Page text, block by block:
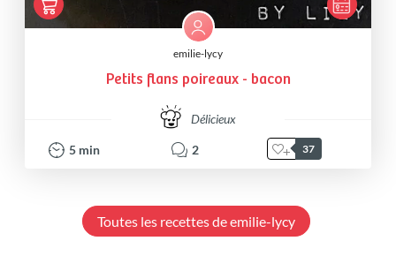
emilie-lycy
Petits flans poireaux - bacon
Délicieux
5 min 2 37
Toutes les recettes de emilie-lycy